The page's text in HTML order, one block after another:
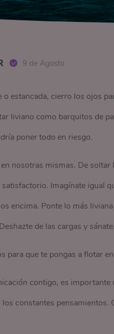
9 de Agosto
o estancada, cierro los ojos
liviano como barquitos de
poner todo en riesgo.
nosotras mismas. De
Imagínate igual
encima. Ponte lo más
de las cargas y sánate.
para que te pongas a flotar
contigo, es
constantes